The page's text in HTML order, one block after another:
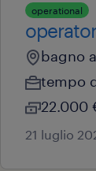
operational
bagno
tempo
22.000
21 luglio